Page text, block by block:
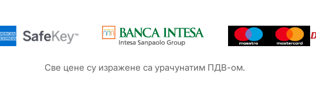
Све цене су изражене са урачунатим ПДВ-ом.